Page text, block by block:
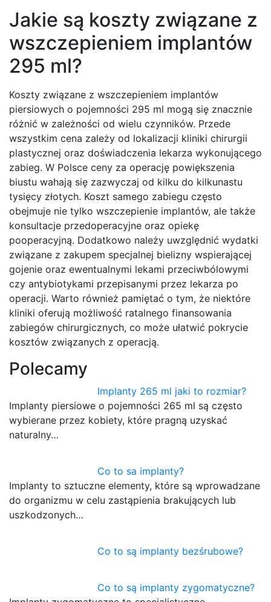
Jakie są koszty związane z
wszczepieniem implantów
295 ml?
Koszty związane z wszczepieniem implantów
piersiowych o pojemności 295 ml mogą się znacznie
różnić w zależności od wielu czynników. Przede
wszystkim cena zależy od lokalizacji kliniki chirurgii
plastycznej oraz doświadczenia lekarza wykonującego
zabieg. W Polsce ceny za operację powiększenia
biustu wahają się zazwyczaj od kilku do kilkunastu
tysięcy złotych. Koszt samego zabiegu często
obejmuje nie tylko wszczepienie implantów, ale także
konsultacje przedoperacyjne oraz opiekę
pooperacyjną. Dodatkowo należy uwzględnić wydatki
związane z zakupem specjalnej bielizny wspierającej
gojenie oraz ewentualnymi lekami przeciwbólowymi
czy antybiotykami przepisanymi przez lekarza po
operacji. Warto również pamiętać o tym, że niektóre
kliniki oferują możliwość ratalnego finansowania
zabiegów chirurgicznych, co może ułatwić pokrycie
kosztów związanych z operacją.
Polecamy
Implanty 265 ml jaki to rozmiar?
Implanty piersiowe o pojemności 265 ml są często
wybierane przez kobiety, które pragną uzyskać
naturalny…
Co to sa implanty?
Implanty to sztuczne elementy, które są wprowadzane
do organizmu w celu zastąpienia brakujących lub
uszkodzonych…
Co to są implanty bezśrubowe?
Co to są implanty zygomatyczne?